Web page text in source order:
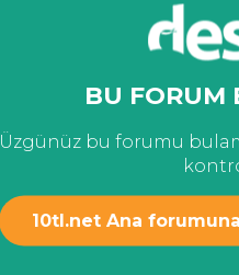
BU FORUM
Üzgünüz bu forumu
10tl.net Ana